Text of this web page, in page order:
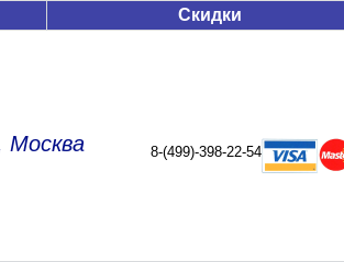
Скидки
Москва 8-(499)-398-22-54